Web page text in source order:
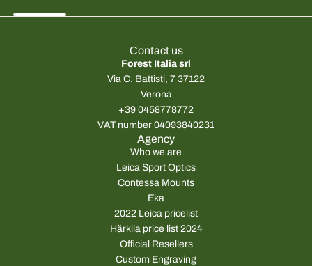
u
c
Contact us
Forest Italia srl
Via C. Battisti, 7 37122
Verona
+39 0458778772
VAT number 04093840231
Agency
Who we are
Leica Sport Optics
Contessa Mounts
Eka
2022 Leica pricelist
Härkila price list 2024
Official Resellers
Custom Engraving